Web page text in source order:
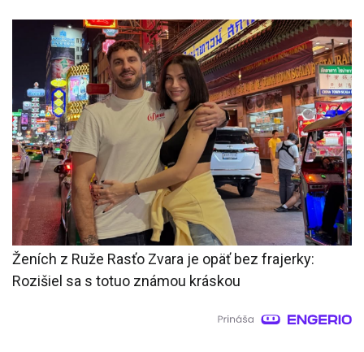
Ženích z Ruže Rasťo Zvara je opäť bez frajerky:
Rozišiel sa s totuo známou kráskou